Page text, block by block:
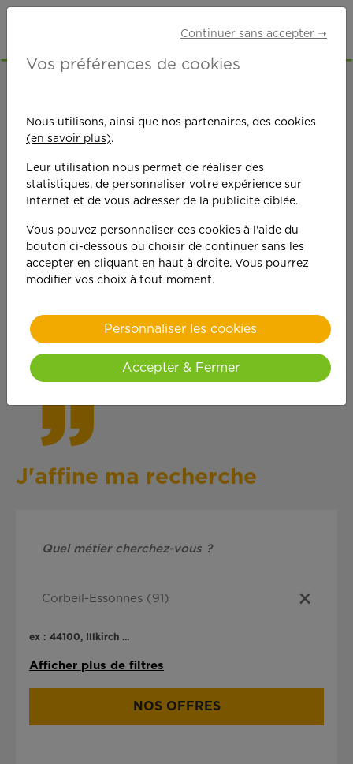
CORBEIL-ESSONNES
On est toujours plus
quand on y met du
cœur !
J'affine ma recherche
ex : 44100, Illkirch ...
Afficher plus de filtres
NOS OFFRES
Continuer sans accepter ➝
Vos préférences de cookies
Nous utilisons, ainsi que nos partenaires, des cookies
(en savoir plus).
Leur utilisation nous permet de réaliser des
statistiques, de personnaliser votre expérience sur
Internet et de vous adresser de la publicité ciblée.
Vous pouvez personnaliser ces cookies à l'aide du
bouton ci-dessous ou choisir de continuer sans les
accepter en cliquant en haut à droite. Vous pourrez
modifier vos choix à tout moment.
Personnaliser les cookies
Accepter & Fermer